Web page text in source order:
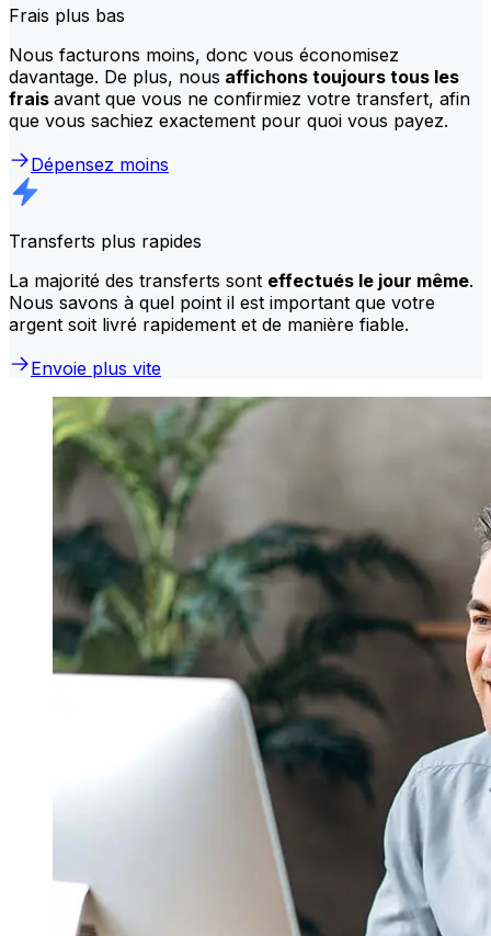
Frais plus bas
Nous facturons moins, donc vous économisez
davantage. De plus, nous affichons toujours tous les
frais avant que vous ne confirmiez votre transfert, afin
que vous sachiez exactement pour quoi vous payez.
Dépensez moins
Transferts plus rapides
La majorité des transferts sont effectués le jour même.
Nous savons à quel point il est important que votre
argent soit livré rapidement et de manière fiable.
Envoie plus vite